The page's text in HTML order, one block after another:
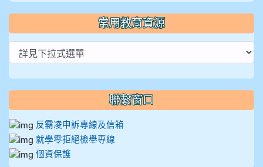
常用教育資源
聯繫窗口
反霸凌申訴專線及信箱
就學零拒絕檢舉專線
個資保護